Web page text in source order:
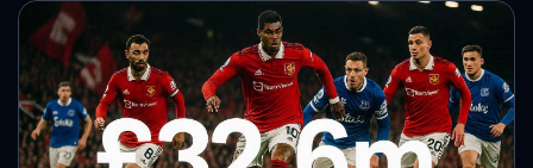
Хижняк дізнався суперника у своєму
першому профі-бою
Олімпійський чемпіон Олександр Хижняк проведе
перший професійний бій проти колумбійця Вільмера
Барона 21 березня.